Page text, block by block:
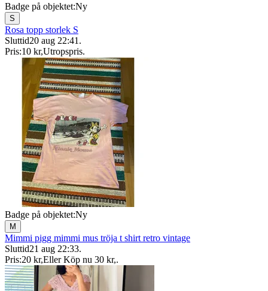
Badge på objektet:Ny
S
Rosa topp storlek S
Sluttid20 aug 22:41 .
Pris:10 kr,Utropspris.
Badge på objektet:Ny
M
Mimmi pigg mimmi mus tröja t shirt retro vintage
Sluttid21 aug 22:33.
Pris:20 kr,Eller Köp nu 30 kr,.